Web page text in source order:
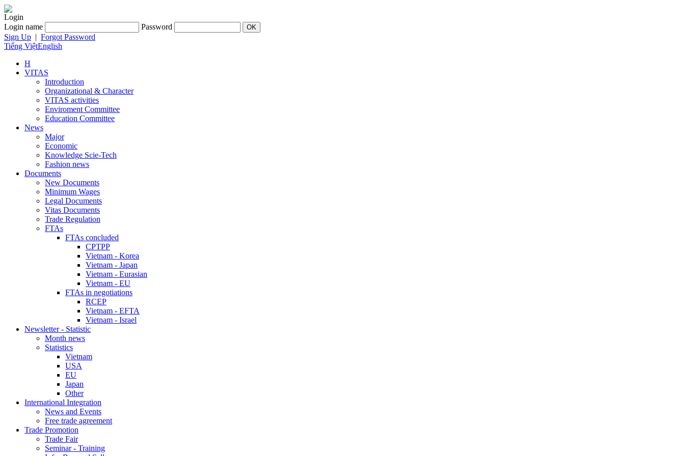
Login
Login name
Password
Sign Up | Forgot Password
Tiếng ViệtEnglish
H
VITAS
Introduction
Organizational & Character
VITAS activities
Enviroment Committee
Education Committee
News
Major
Economic
Knowledge Scie-Tech
Fashion news
Documents
New Documents
Minimum Wages
Legal Documents
Vitas Documents
Trade Regulation
FTAs
FTAs concluded
CPTPP
Vietnam - Korea
Vietnam - Japan
Vietnam - Eurasian
Vietnam - EU
FTAs in negotiations
RCEP
Vietnam - EFTA
Vietnam - Israel
Newsletter - Statistic
Month news
Statistics
Vietnam
USA
EU
Japan
Other
International Integration
News and Events
Free trade agreement
Trade Promotion
Trade Fair
Seminar - Training